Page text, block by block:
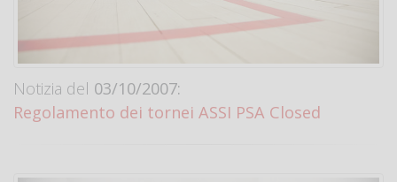
Notizia del 03/10/2007:
Regolamento dei tornei ASSI PSA Closed